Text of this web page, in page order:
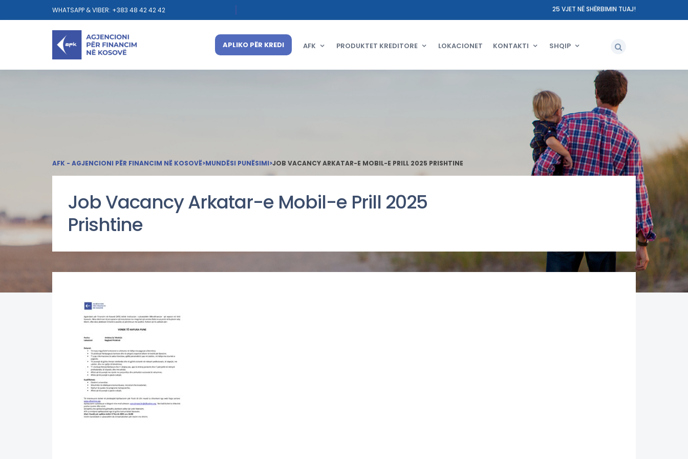
WHATSAPP & VIBER: +383 48 42 42 42 25 VJET NË SHËRBIMIN TUAJ!
APLIKO PËR KREDI AFK PRODUKTET KREDITORE LOKACIONET KONTAKTI SHQIP
AFK - AGJENCIONI PËR FINANCIM NË KOSOVË>MUNDËSI PUNËSIMI>JOB VACANCY ARKATAR-E MOBIL-E PRILL 2025 PRISHTINE
Job Vacancy Arkatar-e Mobil-e Prill 2025
Prishtine